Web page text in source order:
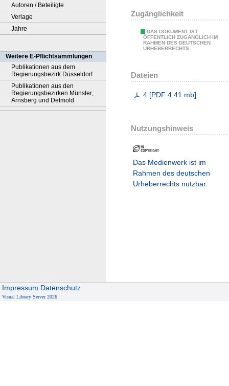
Autoren / Beteiligte
Verlage
Jahre
Weitere E-Pflichtsammlungen
Publikationen aus dem
Regierungsbezirk Düsseldorf
Publikationen aus den
Regierungsbezirken Münster,
Arnsberg und Detmold
Zugänglichkeit
DAS DOKUMENT IST
ÖFFENTLICH ZUGÄNGLICH IM
RAHMEN DES DEUTSCHEN
URHEBERRECHTS.
Dateien
4 [PDF 4.41 mb]
Nutzungshinweis
Das Medienwerk ist im
Rahmen des deutschen
Urheberrechts nutzbar.
Impressum Datenschutz
Visual Library Server 2026